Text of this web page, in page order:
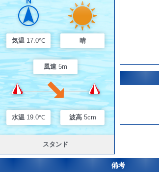
気温 17.0℃ 晴
風速 5m
水温 19.0℃ 波高 5cm
スタンド
備考